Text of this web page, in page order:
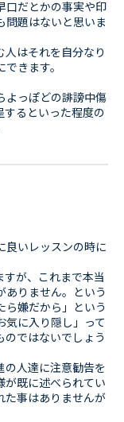
口だとかの事実や印
問題はないと思いま
はそれを自分なり
きます。
よっぽどの誹謗中傷
するといった程度の
良いレッスンの時に
が、これまで本当
ありません。という
ら嫌だから」という
に入り隠し」って
のではないでしょう
の人達に注意勧告を
が既に述べられてい
た事はありませんが